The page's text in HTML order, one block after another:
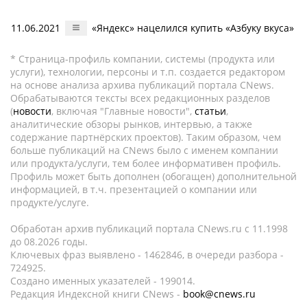
11.06.2021 «Яндекс» нацелился купить «Азбуку вкуса»
* Страница-профиль компании, системы (продукта или
услуги), технологии, персоны и т.п. создается редактором
на основе анализа архива публикаций портала CNews.
Обрабатываются тексты всех редакционных разделов
(новости, включая "Главные новости", статьи,
аналитические обзоры рынков, интервью, а также
содержание партнёрских проектов). Таким образом, чем
больше публикаций на CNews было с именем компании
или продукта/услуги, тем более информативен профиль.
Профиль может быть дополнен (обогащен) дополнительной
информацией, в т.ч. презентацией о компании или
продукте/услуге.
Обработан архив публикаций портала CNews.ru c 11.1998
до 08.2026 годы.
Ключевых фраз выявлено - 1462846, в очереди разбора -
724925.
Создано именных указателей - 199014.
Редакция Индексной книги CNews - book@cnews.ru